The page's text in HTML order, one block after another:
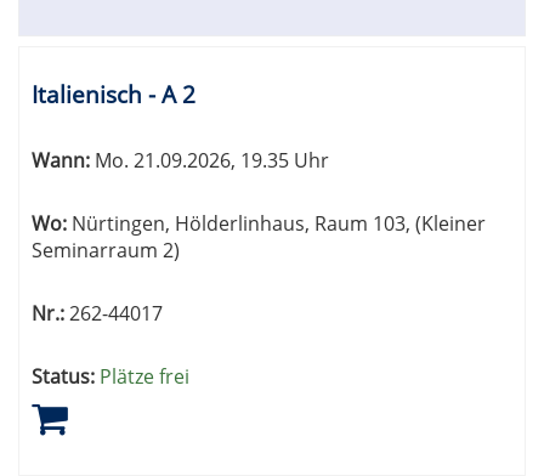
Italienisch - A 2
Wann: Mo. 21.09.2026, 19.35 Uhr
Wo: Nürtingen, Hölderlinhaus, Raum 103, (Kleiner
Seminarraum 2)
Nr.:262-44017
Status: Plätze frei